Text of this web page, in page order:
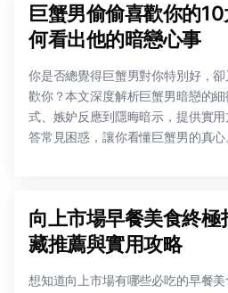
巨蟹男偷偷喜歡你的
何看出他的暗戀心事
你是否總覺得巨蟹男對你特別好，
歡你？本文深度解析巨蟹男暗戀的
式、嫉妒反應到隱晦暗示，提供實
答常見困惑，讓你看懂巨蟹男的真心
向上市場早餐美食終
藏推薦與實用攻略
想知道向上市場有哪些必吃的早餐